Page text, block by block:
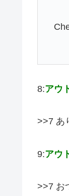
8:アウ
>>7 あ
9:アウ
>>7 お